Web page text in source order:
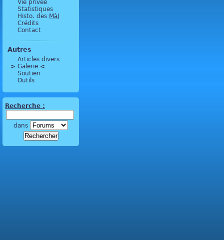
Vie privée
Statistiques
Histo. des MàJ
Crédits
Contact
Autres
Articles divers
> Galerie <
Soutien
Outils
Recherche :
dans